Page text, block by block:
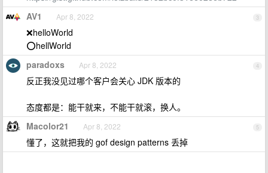
3
AV1 Apr 8, 2022
❌helloWorld
⭕hellWorld
4
paradoxs Apr 8, 2022
反正我没见过哪个客户会关心 JDK 版本的
态度都是：能干就来，不能干就滚，换人。
5
Macolor21 Apr 8, 2022
懂了，这就把我的 gof design patterns 丢掉